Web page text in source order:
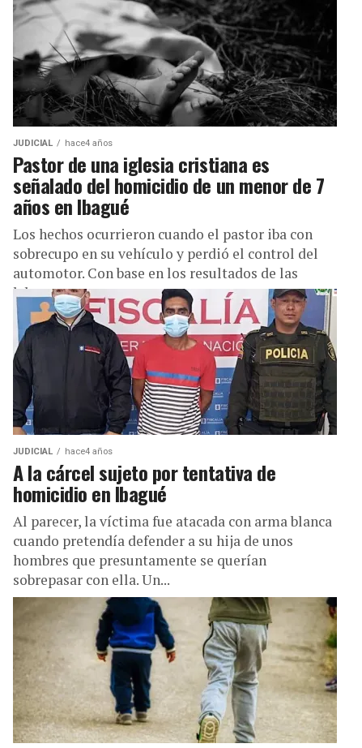
JUDICIAL hace4 años
Pastor de una iglesia cristiana es
señalado del homicidio de un menor de 7
años en Ibagué
Los hechos ocurrieron cuando el pastor iba con
sobrecupo en su vehículo y perdió el control del
automotor. Con base en los resultados de las
labores...
JUDICIAL hace4 años
A la cárcel sujeto por tentativa de
homicidio en Ibagué
Al parecer, la víctima fue atacada con arma blanca
cuando pretendía defender a su hija de unos
hombres que presuntamente se querían
sobrepasar con ella. Un...